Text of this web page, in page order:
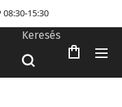
15:30
Keresés